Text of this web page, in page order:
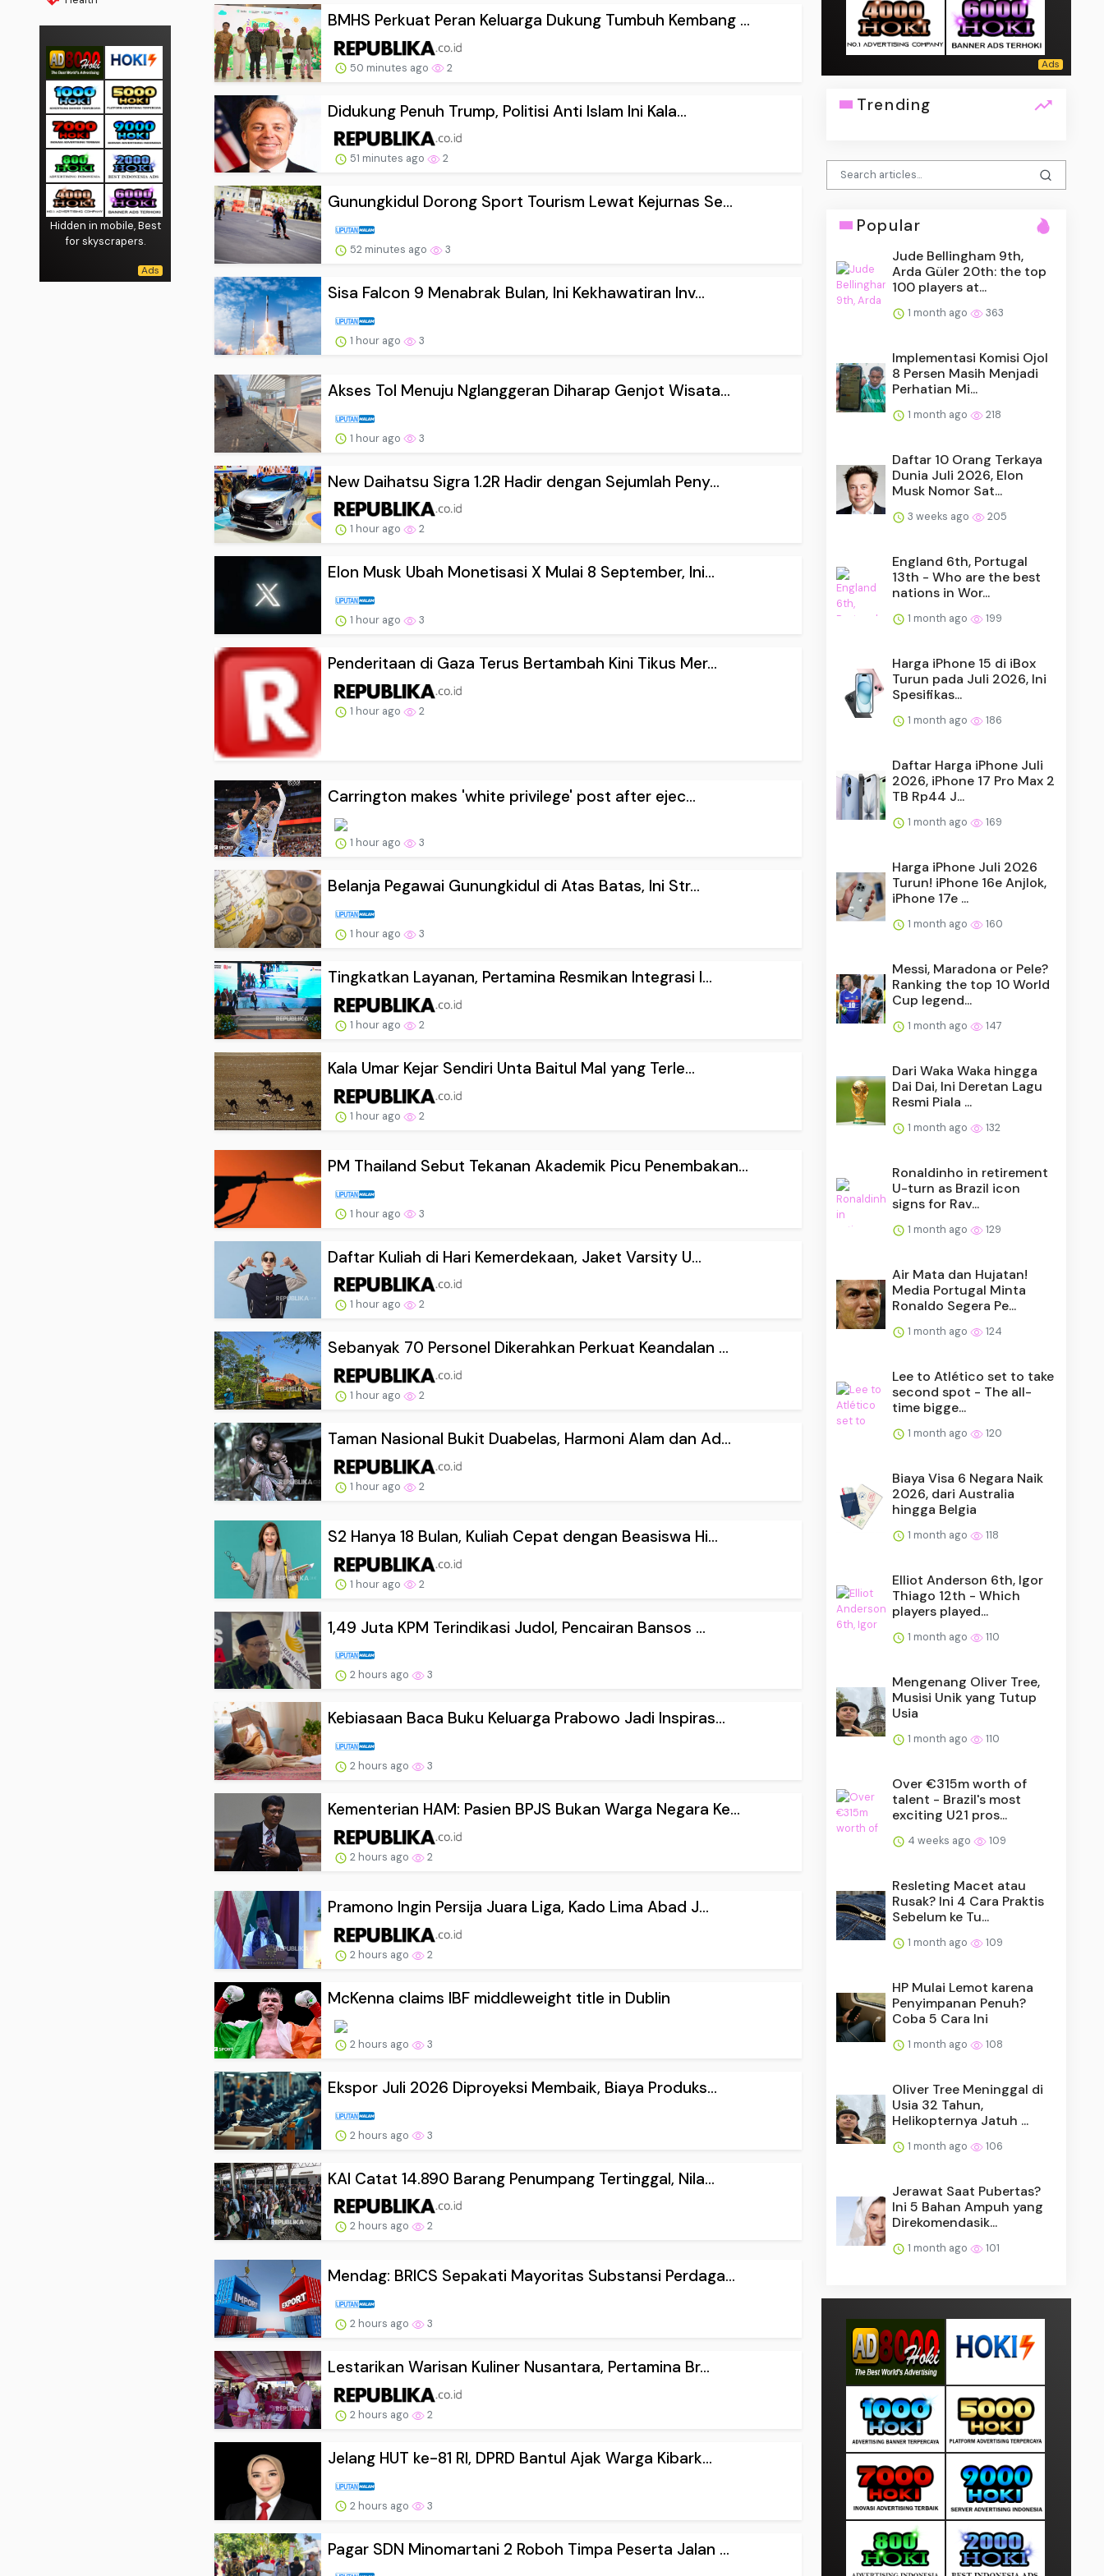
Hidden in mobile, Best
for skyscrapers.
BMHS Perkuat Peran Keluarga Dukung Tumbuh Kembang ...
50 minutes ago 2
Didukung Penuh Trump, Politisi Anti Islam Ini Kala...
51 minutes ago 2
Gunungkidul Dorong Sport Tourism Lewat Kejurnas Se...
52 minutes ago 3
Sisa Falcon 9 Menabrak Bulan, Ini Kekhawatiran Inv...
1 hour ago 3
Akses Tol Menuju Nglanggeran Diharap Genjot Wisata...
1 hour ago 3
New Daihatsu Sigra 1.2R Hadir dengan Sejumlah Peny...
1 hour ago 2
Elon Musk Ubah Monetisasi X Mulai 8 September, Ini...
1 hour ago 3
Penderitaan di Gaza Terus Bertambah Kini Tikus Mer...
1 hour ago 2
Carrington makes 'white privilege' post after ejec...
1 hour ago 3
Belanja Pegawai Gunungkidul di Atas Batas, Ini Str...
1 hour ago 3
Tingkatkan Layanan, Pertamina Resmikan Integrasi I...
1 hour ago 2
Kala Umar Kejar Sendiri Unta Baitul Mal yang Terle...
1 hour ago 2
PM Thailand Sebut Tekanan Akademik Picu Penembakan...
1 hour ago 3
Daftar Kuliah di Hari Kemerdekaan, Jaket Varsity U...
1 hour ago 2
Sebanyak 70 Personel Dikerahkan Perkuat Keandalan ...
1 hour ago 2
Taman Nasional Bukit Duabelas, Harmoni Alam dan Ad...
1 hour ago 2
S2 Hanya 18 Bulan, Kuliah Cepat dengan Beasiswa Hi...
1 hour ago 2
1,49 Juta KPM Terindikasi Judol, Pencairan Bansos ...
2 hours ago 3
Kebiasaan Baca Buku Keluarga Prabowo Jadi Inspiras...
2 hours ago 3
Kementerian HAM: Pasien BPJS Bukan Warga Negara Ke...
2 hours ago 2
Pramono Ingin Persija Juara Liga, Kado Lima Abad J...
2 hours ago 2
McKenna claims IBF middleweight title in Dublin
2 hours ago 3
Ekspor Juli 2026 Diproyeksi Membaik, Biaya Produks...
2 hours ago 3
KAI Catat 14.890 Barang Penumpang Tertinggal, Nila...
2 hours ago 2
Mendag: BRICS Sepakati Mayoritas Substansi Perdaga...
2 hours ago 3
Lestarikan Warisan Kuliner Nusantara, Pertamina Br...
2 hours ago 2
Jelang HUT ke-81 RI, DPRD Bantul Ajak Warga Kibark...
2 hours ago 3
Pagar SDN Minomartani 2 Roboh Timpa Peserta Jalan ...
Trending
Popular
Jude Bellingham 9th,
Arda Güler 20th: the top
100 players at...
1 month ago 363
Implementasi Komisi Ojol
8 Persen Masih Menjadi
Perhatian Mi...
1 month ago 218
Daftar 10 Orang Terkaya
Dunia Juli 2026, Elon
Musk Nomor Sat...
3 weeks ago 205
England 6th, Portugal
13th - Who are the best
nations in Wor...
1 month ago 199
Harga iPhone 15 di iBox
Turun pada Juli 2026, Ini
Spesifikas...
1 month ago 186
Daftar Harga iPhone Juli
2026, iPhone 17 Pro Max 2
TB Rp44 J...
1 month ago 169
Harga iPhone Juli 2026
Turun! iPhone 16e Anjlok,
iPhone 17e ...
1 month ago 160
Messi, Maradona or Pele?
Ranking the top 10 World
Cup legend...
1 month ago 147
Dari Waka Waka hingga
Dai Dai, Ini Deretan Lagu
Resmi Piala ...
1 month ago 132
Ronaldinho in retirement
U-turn as Brazil icon
signs for Rav...
1 month ago 129
Air Mata dan Hujatan!
Media Portugal Minta
Ronaldo Segera Pe...
1 month ago 124
Lee to Atlético set to take
second spot - The all-
time bigge...
1 month ago 120
Biaya Visa 6 Negara Naik
2026, dari Australia
hingga Belgia
1 month ago 118
Elliot Anderson 6th, Igor
Thiago 12th - Which
players played...
1 month ago 110
Mengenang Oliver Tree,
Musisi Unik yang Tutup
Usia
1 month ago 110
Over €315m worth of
talent - Brazil's most
exciting U21 pros...
4 weeks ago 109
Resleting Macet atau
Rusak? Ini 4 Cara Praktis
Sebelum ke Tu...
1 month ago 109
HP Mulai Lemot karena
Penyimpanan Penuh?
Coba 5 Cara Ini
1 month ago 108
Oliver Tree Meninggal di
Usia 32 Tahun,
Helikopternya Jatuh ...
1 month ago 106
Jerawat Saat Pubertas?
Ini 5 Bahan Ampuh yang
Direkomendasik...
1 month ago 101